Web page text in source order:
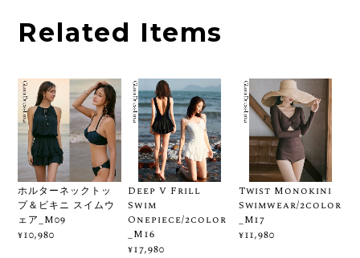
Related Items
ホルターネックトッ
プ＆ビキニ スイムウ
ェア_M09
¥10,980
Deep V Frill
Swim
Onepiece/2color
_M16
¥17,980
Twist Monokini
Swimwear/2color
_M17
¥11,980